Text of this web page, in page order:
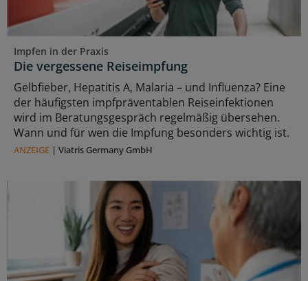
Impfen in der Praxis
Die vergessene Reiseimpfung
Gelbfieber, Hepatitis A, Malaria – und Influenza? Eine
der häufigsten impfpräventablen Reiseinfektionen
wird im Beratungsgespräch regelmäßig übersehen.
Wann und für wen die Impfung besonders wichtig ist.
ANZEIGE | Viatris Germany GmbH